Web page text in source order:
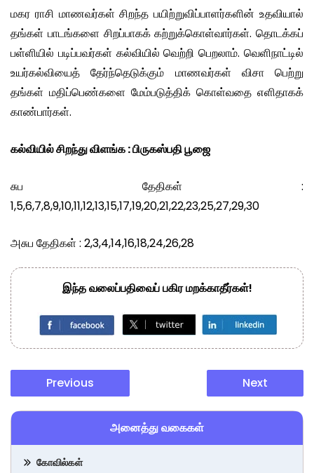
மகர ராசி மாணவர்கள் சிறந்த பயிற்றுவிப்பாளர்களின் உதவியால்
தங்கள் பாடங்களை சிறப்பாகக் கற்றுக்கொள்வார்கள். தொடக்கப்
பள்ளியில் படிப்பவர்கள் கல்வியில் வெற்றி பெறலாம். வெளிநாட்டில்
உயர்கல்வியைத் தேர்ந்தெடுக்கும் மாணவர்கள் விசா பெற்று
தங்கள் மதிப்பெண்களை மேம்படுத்திக் கொள்வதை எளிதாகக்
காண்பார்கள்.
கல்வியில் சிறந்து விளங்க : பிருகஸ்பதி பூஜை
சுப தேதிகள் :
1,5,6,7,8,9,10,11,12,13,15,17,19,20,21,22,23,25,27,29,30
அசுப தேதிகள் : 2,3,4,14,16,18,24,26,28
இந்த வலைப்பதிவைப் பகிர மறக்காதீர்கள்!
Previous Next
அனைத்து வகைகள்
கோவில்கள்